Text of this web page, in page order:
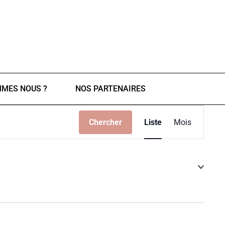
NOUS ? NOS PARTENAIRES
Chercher
de
Liste Mois